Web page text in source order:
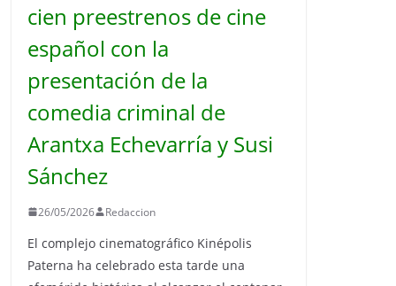
cien preestrenos de cine
español con la
presentación de la
comedia criminal de
Arantxa Echevarría y Susi
Sánchez
26/05/2026 Redaccion
El complejo cinematográfico Kinépolis
Paterna ha celebrado esta tarde una